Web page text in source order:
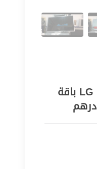
تلفاز من نوع LG smart باقة